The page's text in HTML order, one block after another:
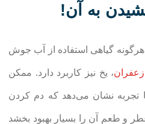
به آن!
هرگونه گیاهی استفاده از آب جوش
زعفران، یخ نیز کاربرد دارد. ممکن
تجربه نشان می‌دهد که دم کردن
و طعم آن را بسیار بهبود بخشد